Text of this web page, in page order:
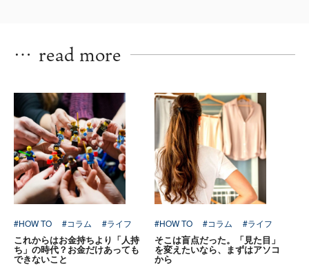
… read more
#HOW TO #コラム #ライフ
これからはお金持ちより「人持
ち」の時代？お金だけあっても
できないこと
#HOW TO #コラム #ライフ
そこは盲点だった。「見た目」
を変えたいなら、まずはアソコ
から